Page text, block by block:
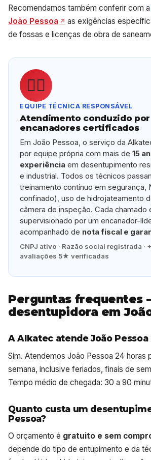
Recomendamos também conferir com a
João Pessoa
as exigências
de fossas e licenças de obra de
👷‍♂️
EQUIPE TÉCNICA RESPONSÁVEL
Atendimento conduzido por
encanadores certificados
Em João Pessoa, o serviço da
por equipe própria com mais de15
experiência em desentupimento
e industrial. Todos os técnicos
treinamento contínuo em segurança,
confinado), uso de hidrojateamento
câmera de inspeção. Cada chamado
supervisionado por um encanador-
acompanhado de nota fiscal e
CNPJ ativo · Razão social registrada ·
avaliações 5★ verificadas
Perguntas frequentes
desentupidora em
A Alkatec atende João Pessoa
Sim. Atendemos João Pessoa 24 horas
semana, inclusive feriados, finais de
Tempo médio de chegada: 30 a 90
Quanto custa um
Pessoa?
O orçamento é gratuito e sem
depende do tipo de entupimento e da